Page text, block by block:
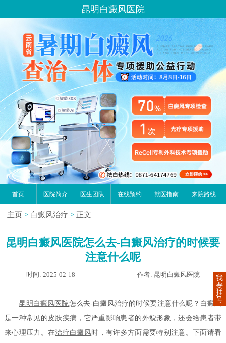
昆明白癜风医院
首页 医院简介 医生团队 在线预约 就医指南 来院路线
主页 > 白癜风治疗 > 正文
昆明白癜风医院怎么去-白癜风治疗的时候要
注意什么呢
时间: 2025-02-18 作者: 昆明白癜风医院
昆明 白癜风 医院怎么去-白癜风治疗的时候要注意什么呢？白癜风
是一种常见的皮肤疾病，它严重影响患者的外貌形象，还会给患者带
来心理压力。在治疗白癜风时，有许多方面需要特别注意。下面请看
我
要
挂
号